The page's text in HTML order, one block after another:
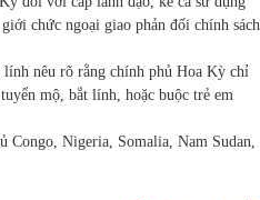
chức ngoại giao phản đối chính sách
nêu rõ rằng chính phủ Hoa Kỳ chỉ
mộ, bắt lính, hoặc buộc trẻ em
Congo, Nigeria, Somalia, Nam Sudan,